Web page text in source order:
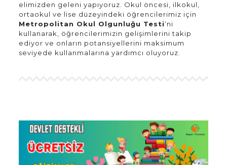
elimizden geleni yapıyoruz. Okul öncesi, ilkokul,
ortaokul ve lise düzeyindeki öğrencilerimiz için
Metropolitan Okul Olgunluğu Testi‘ni
kullanarak, öğrencilerimizin gelişimlerini takip
ediyor ve onların potansiyellerini maksimum
seviyede kullanmalarına yardımcı oluyoruz.